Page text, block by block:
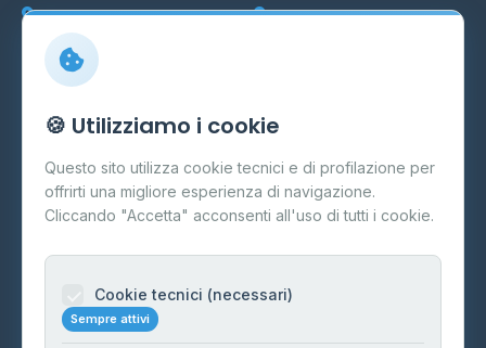
Marche Veneto
Info
Cos'è il GPL
FAQ
Contatti
Informazioni legali
🍪 Utilizziamo i cookie
Questo sito utilizza cookie tecnici e di profilazione per
offrirti una migliore esperienza di navigazione.
Cliccando "Accetta" acconsenti all'uso di tutti i cookie.
Cookie tecnici (necessari)
Sempre attivi